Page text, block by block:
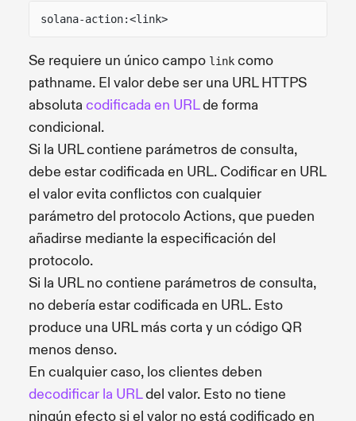
solana-action:<link>
Se requiere un único campo link como
pathname. El valor debe ser una URL HTTPS
absoluta codificada en URLde forma
condicional.
Si la URL contiene parámetros de consulta,
debe estar codificada en URL. Codificar en URL
el valor evita conflictos con cualquier
parámetro del protocolo Actions, que pueden
añadirse mediante la especificación del
protocolo.
Si la URL no contiene parámetros de consulta,
no debería estar codificada en URL. Esto
produce una URL más corta y un código QR
menos denso.
En cualquier caso, los clientes deben
decodificar la URLdel valor. Esto no tiene
ningún efecto si el valor no está codificado en